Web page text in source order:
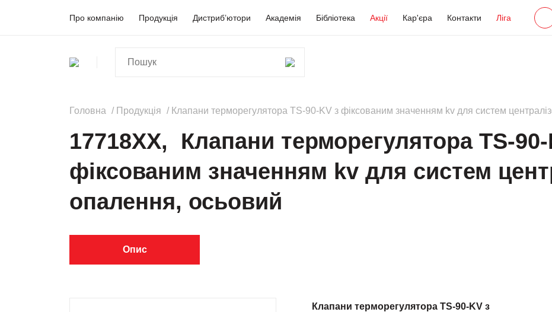
Про компанію Продукція Дистриб’ютори Академія Бібліотека Акції Кар'єра Контакти Ліга
Головна Продукція Клапани терморегулятора TS-90-KV з фіксованим значенням kv для систем
17718XX, Клапани терморегулятора TS-90-
фіксованим значенням kv для систем
опалення, осьовий
Опис
Клапани терморегулятора TS-90-KV з